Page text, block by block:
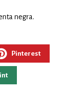
negra.
Pinterest